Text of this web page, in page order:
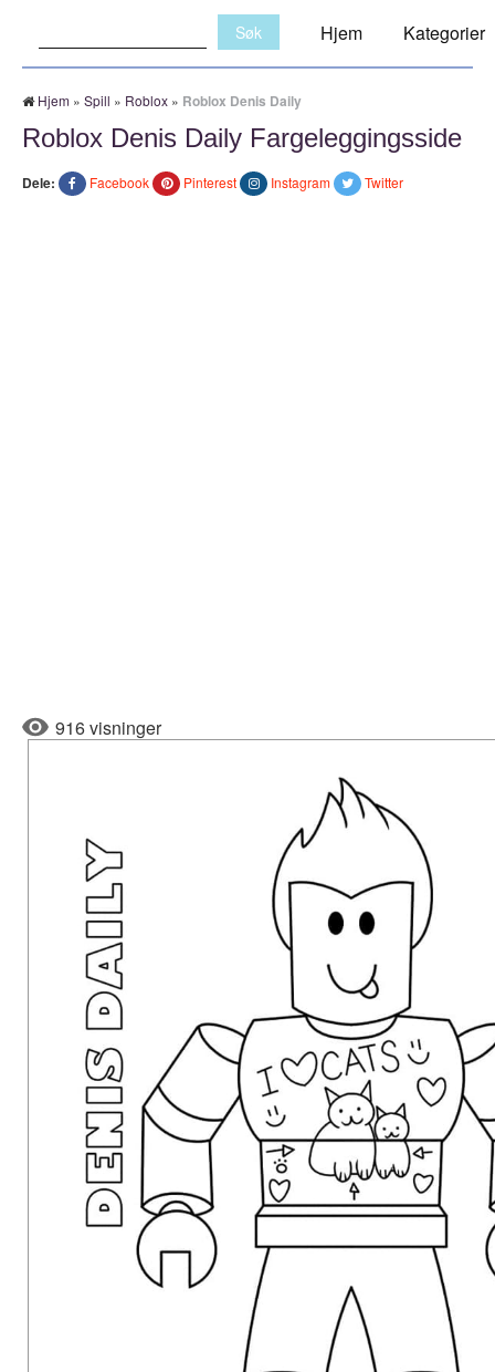
Hjem Kategorier
Hjem » Spill » Roblox » Roblox Denis Daily
Roblox Denis Daily Fargeleggingsside
Dele: Facebook Pinterest Instagram Twitter
916 visninger